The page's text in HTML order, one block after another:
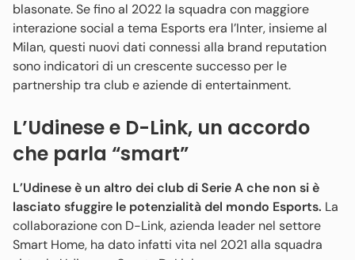
blasonate. Se fino al 2022 la squadra con maggiore
interazione social a tema Esports era l’Inter, insieme al
Milan, questi nuovi dati connessi alla brand reputation
sono indicatori di un crescente successo per le
partnership tra club e aziende di entertainment.
L’Udinese e D-Link, un accordo
che parla “smart”
L’Udinese è un altro dei club di Serie A che non si è
lasciato sfuggire le potenzialità del mondo Esports. La
collaborazione con D-Link, azienda leader nel settore
Smart Home, ha dato infatti vita nel 2021 alla squadra